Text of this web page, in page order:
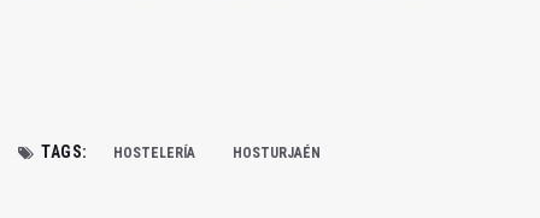
TAGS: HOSTELERÍA HOSTURJAÉN